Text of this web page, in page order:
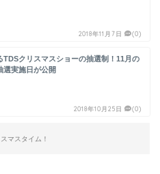
2018年11月7日 (0)
TDSクリスマスショーの抽選制！11月の
選実施日が公開
2018年10月25日 (0)
マスタイム！